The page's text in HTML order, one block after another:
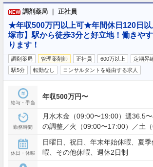
NEW 調剤薬局 ｜ 正社員
★年収500万円以上可★年間休日120日
塚市】駅から徒歩3分と好立地！働きや
ります！
調剤薬局 管理薬剤師 正社員 600万以上 定期昇
駅5分
転勤なし コンサルタントを経由する求人
給与・手当
年収500万円〜
勤務時間
月水木金（09:00〜19:00）週36.5
の調整／火（09:00〜17:00）／土（
休日・休暇
日曜日、祝日、年末年始休暇、夏
暇、その他休暇、週休2日制